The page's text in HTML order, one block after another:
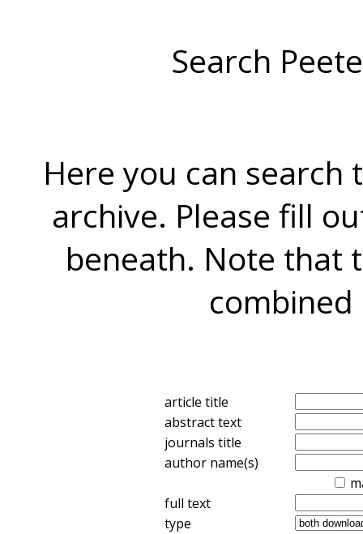
Search
Here you can search
archive. Please fill
beneath. Note that
combined
article title
abstract text
journals title
author name(s)
full text
type